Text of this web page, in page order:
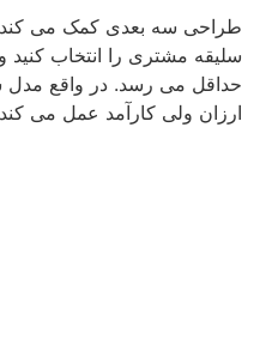
طراحی سه بعدی کمک می کند
سلیقه مشتری را انتخاب کنید
حداقل می رسد. در واقع
ارزان ولی کارآمد عمل می